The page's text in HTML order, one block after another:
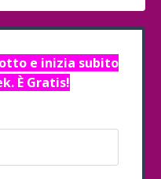
e inizia subito
È Gratis!